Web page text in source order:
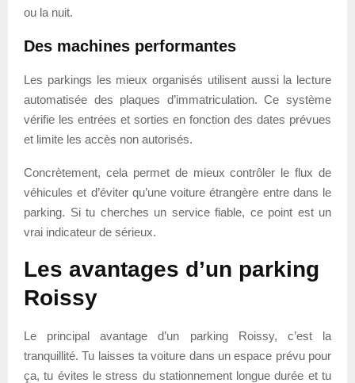
ou la nuit.
Des machines performantes
Les parkings les mieux organisés utilisent aussi la lecture
automatisée des plaques d’immatriculation. Ce système
vérifie les entrées et sorties en fonction des dates prévues
et limite les accès non autorisés.
Concrètement, cela permet de mieux contrôler le flux de
véhicules et d’éviter qu’une voiture étrangère entre dans le
parking. Si tu cherches un service fiable, ce point est un
vrai indicateur de sérieux.
Les avantages d’un parking
Roissy
Le principal avantage d’un parking Roissy, c’est la
tranquillité. Tu laisses ta voiture dans un espace prévu pour
ça, tu évites le stress du stationnement longue durée et tu